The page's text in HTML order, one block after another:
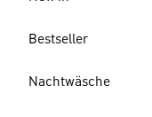
Bestseller
Nachtwäsche